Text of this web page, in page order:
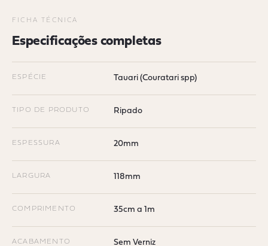
FICHA TÉCNICA
Especificações completas
ESPÉCIE Tauari (Couratari spp)
TIPO DE PRODUTO Ripado
ESPESSURA 20mm
LARGURA 118mm
COMPRIMENTO 35cm a 1m
ACABAMENTO Sem Verniz